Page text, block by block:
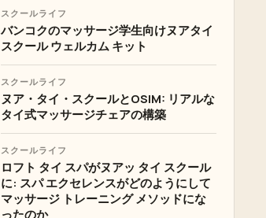
スクールライフ
バンコクのマッサージ学生向けヌアタイ
スクール ウェルカム キット
スクールライフ
ヌア・タイ・スクールとOSIM: リアルな
タイ式マッサージチェアの構築
スクールライフ
ロフト タイ スパがヌアッ タイ スクール
に: スパ エクセレンスがどのようにして
マッサージ トレーニング メソッドにな
ったのか